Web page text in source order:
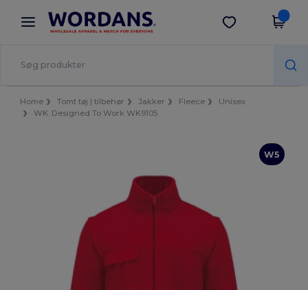
× Wordans-app
Bedre priser i appen!
Hent app
Home Tomt tøj | tilbehør Jakker Fleece
Unisex
WK. Designed To Work WK9105
W5